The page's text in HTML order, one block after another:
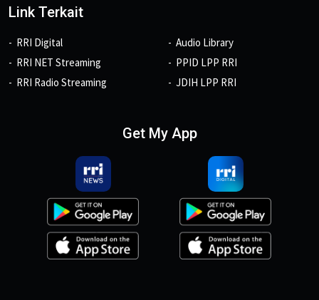
Link Terkait
RRI Digital
RRI NET Streaming
RRI Radio Streaming
Audio Library
PPID LPP RRI
JDIH LPP RRI
Get My App